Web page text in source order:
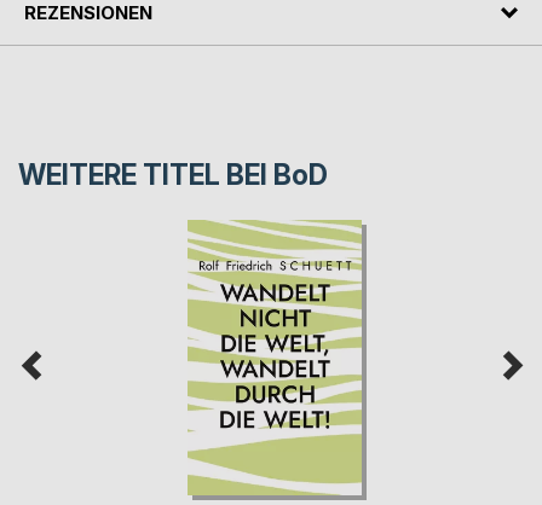
REZENSIONEN
WEITERE TITEL BEI BoD